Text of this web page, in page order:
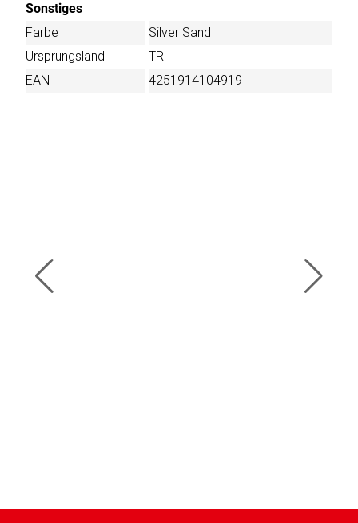
Sonstiges
Farbe
Silver Sand
Ursprungsland
TR
EAN
4251914104919